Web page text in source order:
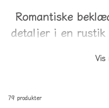
Romantiske
detaljer i en rustik
beklædningsgenstande
Vis
79 produkter